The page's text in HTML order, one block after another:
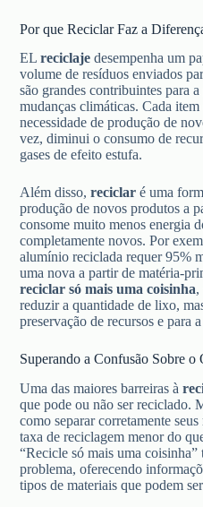
Por que Reciclar Faz a
ELreciclaje desempenha um
volume de resíduos enviados
são grandes contribuintes para
mudanças climáticas. Cada
necessidade de produção de
vez, diminui o consumo de
gases de efeito estufa.
Além disso,reciclar é uma
produção de novos produtos a
consome muito menos energia
completamente novos. Por
alumínio reciclada requer 95%
uma nova a partir de matéria-
reciclar só mais uma coisinha,
reduzir a quantidade de lixo,
preservação de recursos e para
Superando a Confusão Sobre o
Uma das maiores barreiras à
que pode ou não ser reciclado.
como separar corretamente
taxa de reciclagem menor do
“Recicle só mais uma coisinha”
problema, oferecendo
tipos de materiais que podem